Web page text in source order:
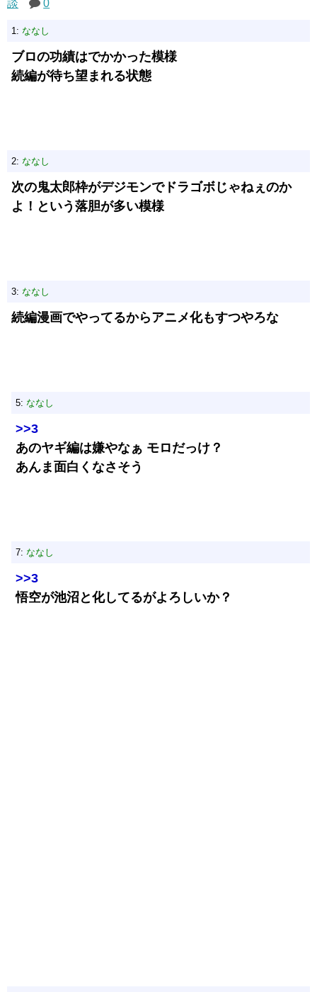
談
0
1: ななし
ブロの功績はでかかった模様
続編が待ち望まれる状態
2: ななし
次の鬼太郎枠がデジモンでドラゴボじゃねぇのか
よ！という落胆が多い模様
3: ななし
続編漫画でやってるからアニメ化もすつやろな
5: ななし
>>3
あのヤギ編は嫌やなぁ モロだっけ？
あんま面白くなさそう
7: ななし
>>3
悟空が池沼と化してるがよろしいか？